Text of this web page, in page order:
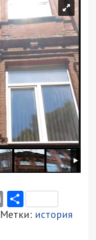
Email
история